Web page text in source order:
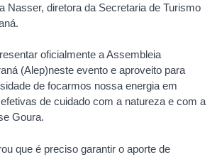
Nasser, diretora da Secretaria de Turismo
oficialmente a Assembleia
(Alep)neste evento e aproveito para
de focarmos nossa energia em
de cuidado com a natureza e com a
Goura.
que é preciso garantir o aporte de